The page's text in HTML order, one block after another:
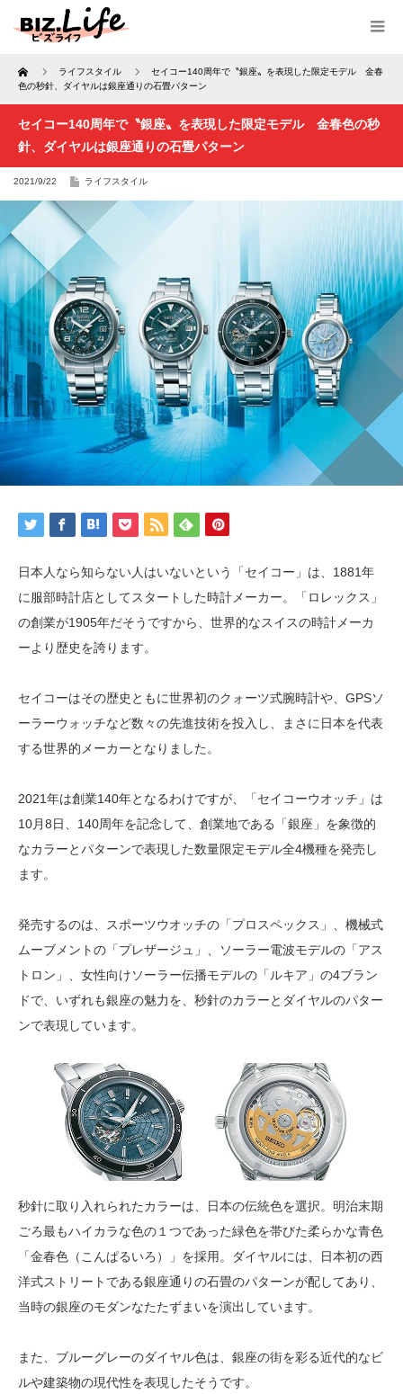
Home ライフスタイル
セイコー140周年で〝銀座〟を表現した限定モデル 金春
色の秒針、ダイヤルは銀座通りの石畳パターン
セイコー140周年で〝銀座〟を表現した限定モデル 金春色の秒
針、ダイヤルは銀座通りの石畳パターン
2021/9/22 ライフスタイル
日本人なら知らない人はいないという「セイコー」は、1881年
に服部時計店としてスタートした時計メーカー。「ロレックス」
の創業が1905年だそうですから、世界的なスイスの時計メーカ
ーより歴史を誇ります。
セイコーはその歴史ともに世界初のクォーツ式腕時計や、GPSソ
ーラーウォッチなど数々の先進技術を投入し、まさに日本を代表
する世界的メーカーとなりました。
2021年は創業140年となるわけですが、「セイコーウオッチ」は
10月8日、140周年を記念して、創業地である「銀座」を象徴的
なカラーとパターンで表現した数量限定モデル全4機種を発売し
ます。
発売するのは、スポーツウオッチの「プロスペックス」、機械式
ムーブメントの「プレザージュ」、ソーラー電波モデルの「アス
トロン」、女性向けソーラー伝播モデルの「ルキア」の4ブラン
ドで、いずれも銀座の魅力を、秒針のカラーとダイヤルのパター
ンで表現しています。
秒針に取り入れられたカラーは、日本の伝統色を選択。明治末期
ごろ最もハイカラな色の１つであった緑色を帯びた柔らかな青色
「金春色（こんぱるいろ）」を採用。ダイヤルには、日本初の西
洋式ストリートである銀座通りの石畳のパターンが配してあり、
当時の銀座のモダンなたたずまいを演出しています。
また、ブルーグレーのダイヤル色は、銀座の街を彩る近代的なビ
ルや建築物の現代性を表現したそうです。